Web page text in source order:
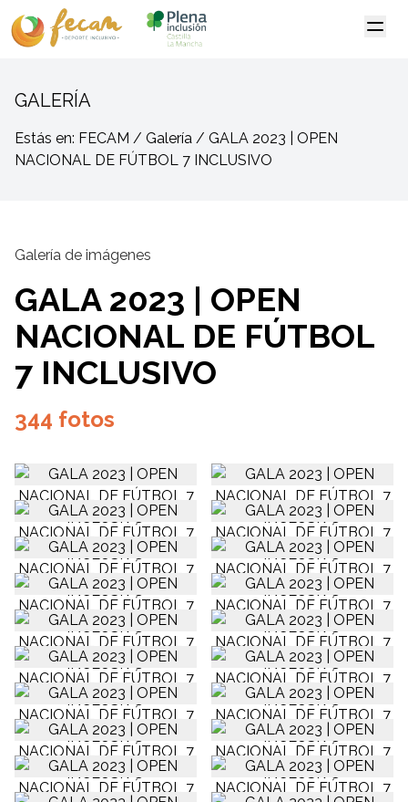
GALERÍA
Estás en: FECAM / Galería / GALA 2023 | OPEN
NACIONAL DE FÚTBOL 7 INCLUSIVO
Galería de imágenes
GALA 2023 | OPEN
NACIONAL DE FÚTBOL
7 INCLUSIVO
344 fotos